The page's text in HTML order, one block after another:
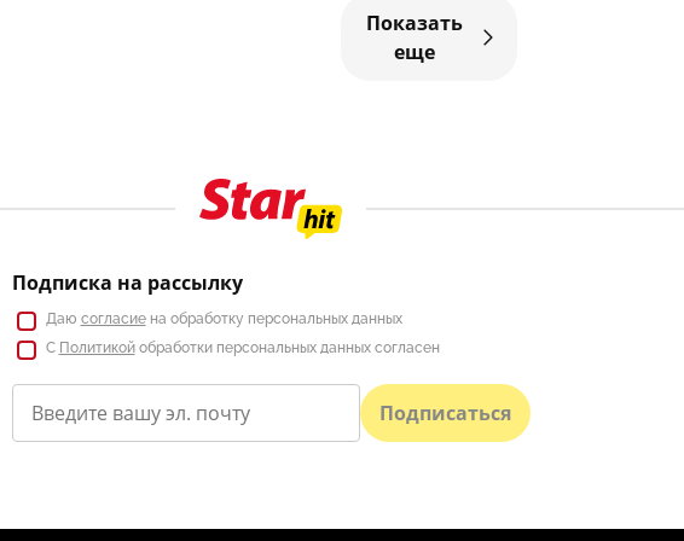
Показать
еще
Подписка на рассылку
Даю согласиена обработку персональных данных
С Политикойобработки персональных данных согласен
Подписаться